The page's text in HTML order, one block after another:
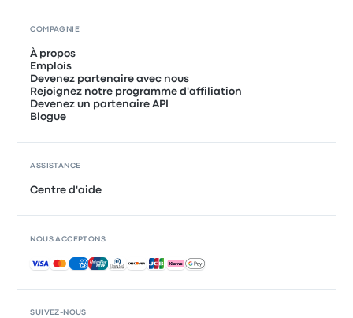
SUIVEZ-NOUS
COMPAGNIE
À propos
Emplois
Devenez partenaire avec nous
Rejoignez notre programme d'affiliation
Devenez un partenaire API
Blogue
ASSISTANCE
Centre d'aide
NOUS ACCEPTONS
Paiements acceptés